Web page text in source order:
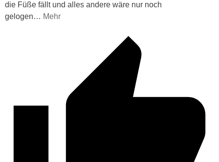
die Füße fällt und alles andere wäre nur noch
gelogen… Mehr